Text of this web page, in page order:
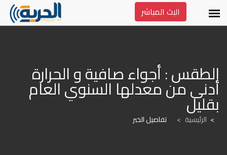
البث المباشر
بقليل
الرئيسية > تفاصيل الخبر